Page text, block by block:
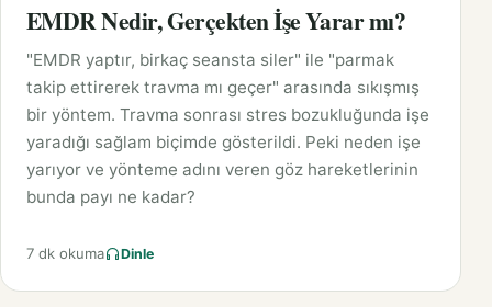
EMDR Nedir, Gerçekten İşe Yarar mı?
"EMDR yaptır, birkaç seansta siler" ile "parmak
takip ettirerek travma mı geçer" arasında sıkışmış
bir yöntem. Travma sonrası stres bozukluğunda işe
yaradığı sağlam biçimde gösterildi. Peki neden işe
yarıyor ve yönteme adını veren göz hareketlerinin
bunda payı ne kadar?
7 dk okuma Dinle